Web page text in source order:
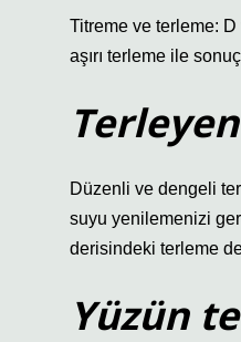
Titreme ve terleme:
aşırı terleme ile
Düzenli ve dengeli
suyu yenilemenizi
derisindeki terleme de
Yüzün